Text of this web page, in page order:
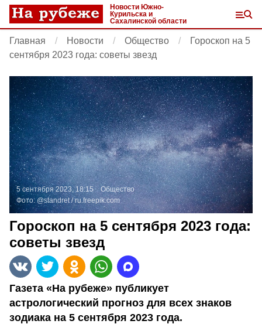
Новости Южно-
Курильска и
Сахалинской области
Главная Новости Общество
Гороскоп на 5
сентября 2023 года: советы звезд
5 сентября 2023, 18:15
Общество
Фото:@standret /ru.freepik.com
Гороскоп на 5 сентября 2023 года:
советы звезд
Газета «На рубеже» публикует
астрологический прогноз для всех знаков
зодиака на 5 сентября 2023 года.